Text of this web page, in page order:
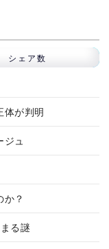
シェア数
体が判明
ジュ
か？
る謎